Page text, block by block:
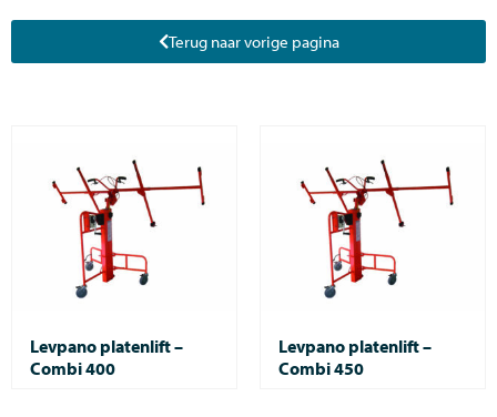
Terug naar vorige pagina
Levpano platenlift –
Combi 400
Levpano platenlift –
Combi 450